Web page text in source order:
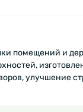
помещений и
улучшение